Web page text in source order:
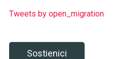
Tweets by open_migration
Sostienici